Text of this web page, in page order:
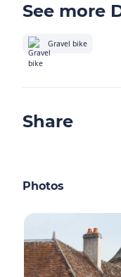
See more
Gravel bike
Share
Photos